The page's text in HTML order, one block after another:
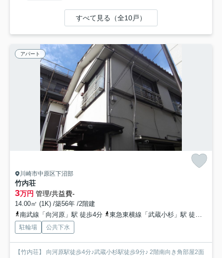
すべて見る（全10戸）
アパート
川崎市中原区下沼部
竹内荘
3万円 管理/共益費-
14.00㎡ (1K) /築56年 /2階建
南武線「向河原」駅 徒歩4分
東急東横線「武蔵小杉」駅 徒歩9分
駐輪場 公共下水
【竹内荘】 向河原駅徒歩4分♪武蔵小杉駅徒歩9分♪ 2階南向き角部屋2面